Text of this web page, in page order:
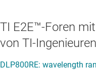
TI E2E™-Foren
von TI-Ingenieuren